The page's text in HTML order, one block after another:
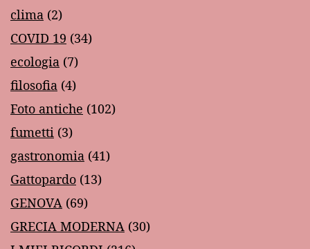
clima (2)
COVID 19 (34)
ecologia (7)
filosofia (4)
Foto antiche (102)
fumetti (3)
gastronomia (41)
Gattopardo (13)
GENOVA (69)
GRECIA MODERNA (30)